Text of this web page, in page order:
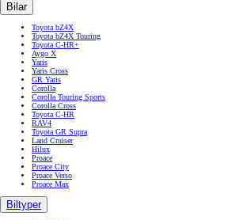
Bilar
Toyota bZ4X
Toyota bZ4X Touring
Toyota C-HR+
Aygo X
Yaris
Yaris Cross
GR Yaris
Corolla
Corolla Touring Sports
Corolla Cross
Toyota C-HR
RAV4
Toyota GR Supra
Land Cruiser
Hilux
Proace
Proace City
Proace Verso
Proace Max
Biltyper